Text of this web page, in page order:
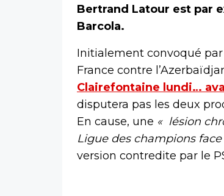
Bertrand Latour est par
Barcola.
Initialement convoqué
France contre
Clairefontaine lundi…
disputera pas les deux
En cause, une « lésion
Ligue des champions face
version contredite par le